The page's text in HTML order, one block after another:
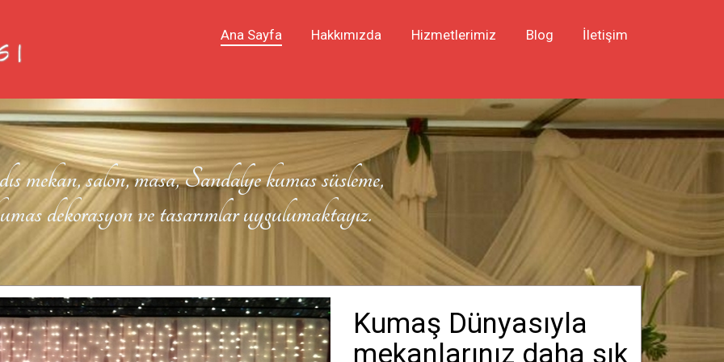
Ana Sayfa Hakkımızda Hizmetlerimiz Blog İletişim
mekan, salon, masa, Sandalye kumas süsleme,
dekorasyon ve tasarımlar uygulumaktayız.
Kumaş Dünyasıyla
mekanlarınız daha şık